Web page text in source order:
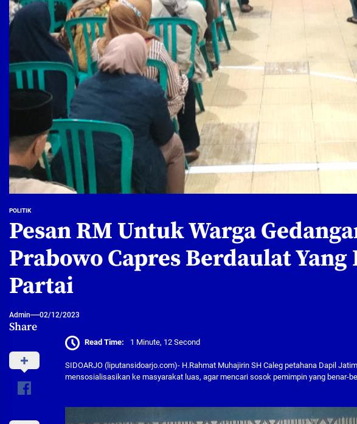
POLITIK
Pesan RM Untuk Warga
Prabowo Capres Berdaulat Yang
Partai
Admin 02/12/2023
Share
Read Time: 1 Minute, 12 Second
SIDOARJO (liputansidoarjo.com)- H.Rahmat Muhajirin SH Caleg petahana Dapil
mensosialisasikan ke masyarakat luas, agar mencari sosok pemimpin yang benar-